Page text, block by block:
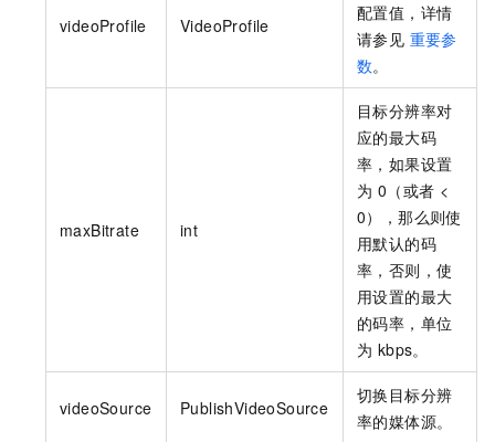
videoProfile VideoProfile
配置值，详情
请参见 重要参
数。
maxBitrate int
目标分辨率对
应的最大码
率，如果设置
为 0（或者 <
0），那么则使
用默认的码
率，否则，使
用设置的最大
的码率，单位
为 kbps。
videoSource PublishVideoSource
切换目标分辨
率的媒体源。